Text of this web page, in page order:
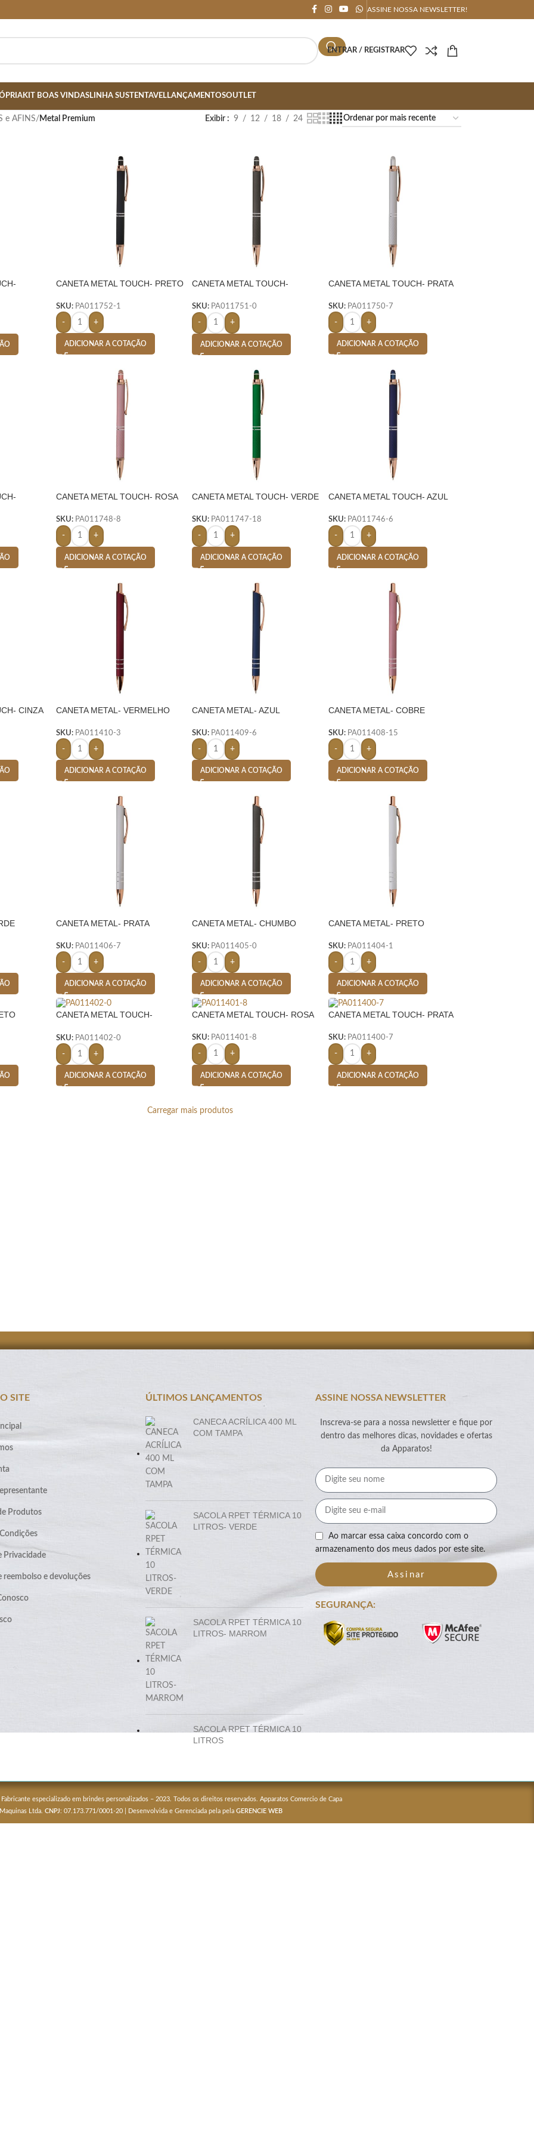
ASSINE NOSSA NEWSLETTER!
ENTRAR / REGISTRAR
KIT BOAS VINDASLINHA SUSTENTAVELLANÇAMENTOSOUTLET
e AFINS/ Metal Premium Exibir 9 12 18 24
CANETA METAL TOUCH- PRETO
SKU: PA011752-1
- +
ADICIONAR A COTAÇÃO
CANETA METAL TOUCH-
SKU: PA011751-0
- +
ADICIONAR A COTAÇÃO
CANETA METAL TOUCH- PRATA
SKU: PA011750-7
- +
ADICIONAR A COTAÇÃO
CANETA METAL TOUCH- ROSA
SKU: PA011748-8
- +
ADICIONAR A COTAÇÃO
CANETA METAL TOUCH- VERDE
SKU: PA011747-18
- +
ADICIONAR A COTAÇÃO
CANETA METAL TOUCH- AZUL
SKU: PA011746-6
- +
ADICIONAR A COTAÇÃO
CINZA CANETA METAL- VERMELHO
SKU: PA011410-3
- +
ADICIONAR A COTAÇÃO
CANETA METAL- AZUL
SKU: PA011409-6
- +
ADICIONAR A COTAÇÃO
CANETA METAL- COBRE
SKU: PA011408-15
- +
ADICIONAR A COTAÇÃO
CANETA METAL- PRATA
SKU: PA011406-7
- +
ADICIONAR A COTAÇÃO
CANETA METAL- CHUMBO
SKU: PA011405-0
- +
ADICIONAR A COTAÇÃO
CANETA METAL- PRETO
SKU: PA011404-1
- +
ADICIONAR A COTAÇÃO
CANETA METAL TOUCH-
SKU: PA011402-0
- +
ADICIONAR A COTAÇÃO
CANETA METAL TOUCH- ROSA
SKU: PA011401-8
- +
ADICIONAR A COTAÇÃO
CANETA METAL TOUCH- PRATA
SKU: PA011400-7
- +
ADICIONAR A COTAÇÃO
Carregar mais produtos
SITE
Produtos
Privacidade
reembolso e devoluções
ÚLTIMOS LANÇAMENTOS
CANECA ACRÍLICA 400 ML
COM TAMPA
SACOLA RPET TÉRMICA 10
LITROS- VERDE
SACOLA RPET TÉRMICA 10
LITROS- MARROM
SACOLA RPET TÉRMICA 10
LITROS
ASSINE NOSSA NEWSLETTER
Inscreva-se para a nossa newsletter e fique por
dentro das melhores dicas, novidades e ofertas
da Apparatos!
Ao marcar essa caixa concordo com o
armazenamento dos meus dados por este site.
Assinar
SEGURANÇA:
Fabricante especializado em brindes personalizados – 2023. Todos os direitos reservados. Apparatos Comercio de Capa
Ltda. CNPJ: 07.173.771/0001-20 | Desenvolvida e Gerenciada pela pela GERENCIE WEB